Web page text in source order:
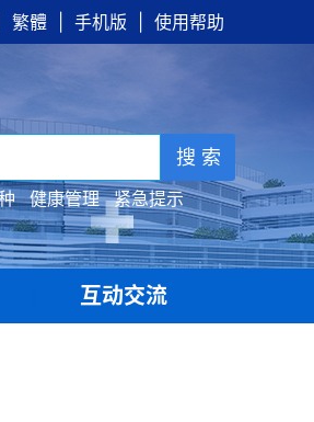
繁體 手机版 使用帮助
搜 索
健康管理 紧急提示
互动交流